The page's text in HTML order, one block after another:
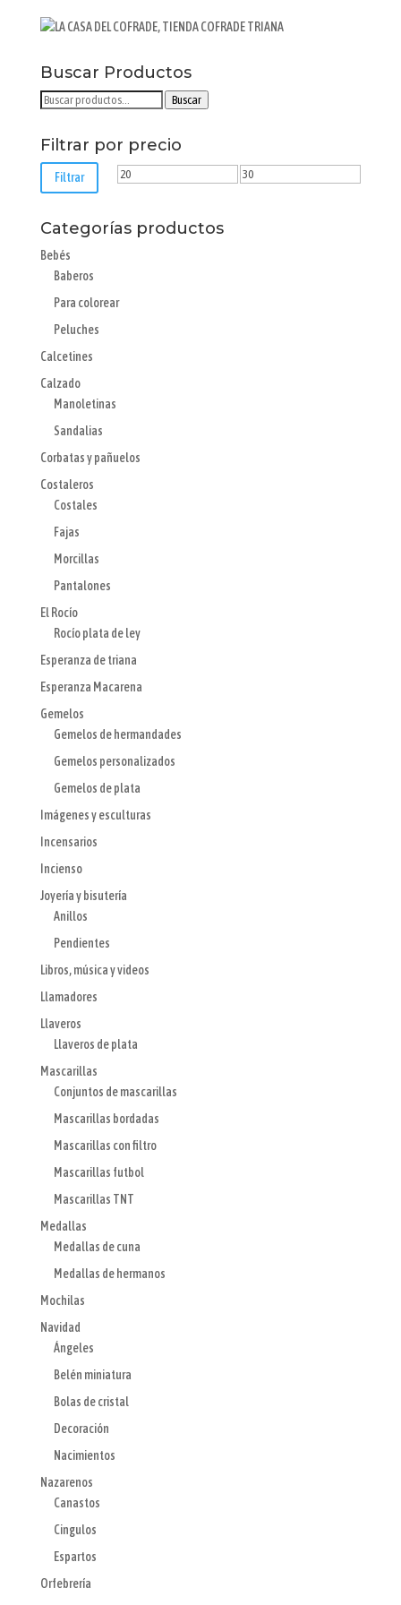
se
producto
Buscar Productos
Buscar
Buscar
Filtrar por precio
Precio Precio
Filtrar
Categorías productos
Bebés
Baberos
Para colorear
Peluches
Calcetines
Calzado
Manoletinas
Sandalias
Corbatas y pañuelos
Costaleros
Costales
Fajas
Morcillas
Pantalones
El Rocío
Rocío plata de ley
Esperanza de triana
Esperanza Macarena
Gemelos
Gemelos de hermandades
Gemelos personalizados
Gemelos de plata
Imágenes y esculturas
Incensarios
Incienso
Joyería y bisutería
Anillos
Pendientes
Libros, música y videos
Llamadores
Llaveros
Llaveros de plata
Mascarillas
Conjuntos de mascarillas
Mascarillas bordadas
Mascarillas con filtro
Mascarillas futbol
Mascarillas TNT
Medallas
Medallas de cuna
Medallas de hermanos
Mochilas
Navidad
Ángeles
Belén miniatura
Bolas de cristal
Decoración
Nacimientos
Nazarenos
Canastos
Cingulos
Espartos
Orfebrería